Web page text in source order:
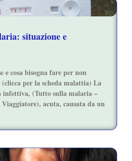
situazione e
e cosa bisogna fare per non
(clicca per la scheda malattia) La
(Tutto sulla malaria –
acuta, causata da un